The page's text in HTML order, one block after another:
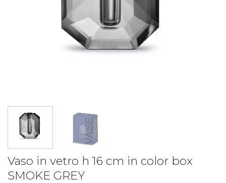
Piatto fondo LIBERTY
19,50
Vaso in vetro h 16 cm in color box
SMOKE GREY